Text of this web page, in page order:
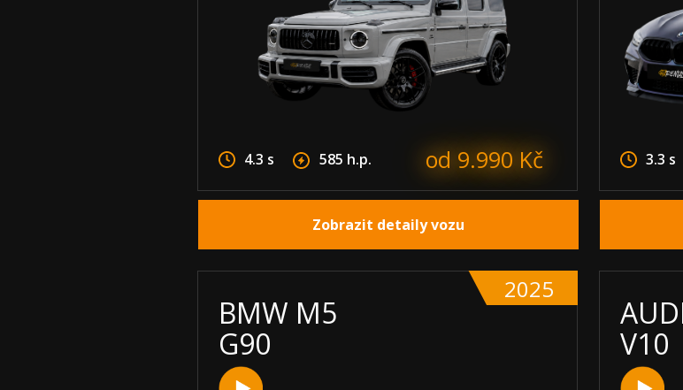
3.3 s
od 9.990 Kč
4.3 s 585 h.p.
Zobrazit detaily vozu
BMW M5
G90
2025
V10